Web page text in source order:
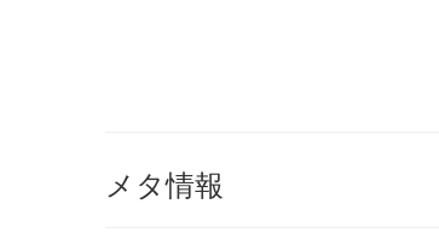
メタ情報